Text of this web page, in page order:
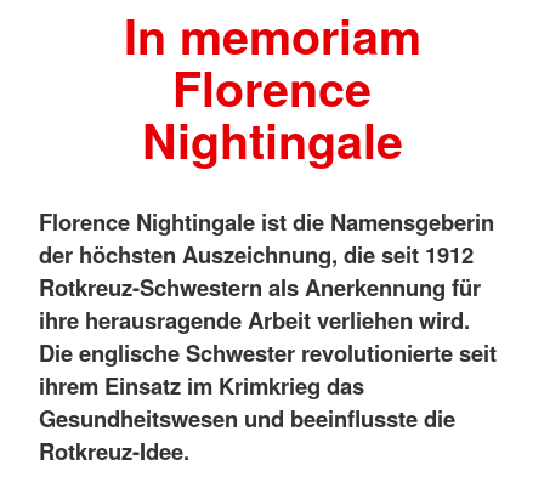
In memoriam
Florence
Nightingale
Florence Nightingale ist die Namensgeberin
der höchsten Auszeichnung, die seit 1912
Rotkreuz-Schwestern als Anerkennung für
ihre herausragende Arbeit verliehen wird.
Die englische Schwester revolutionierte seit
ihrem Einsatz im Krimkrieg das
Gesundheitswesen und beeinflusste die
Rotkreuz-Idee.